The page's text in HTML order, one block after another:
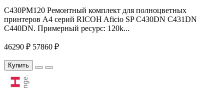
C430PM120 Ремонтный комплект для полноцветных
принтеров A4 серий RICOH Aficio SP C430DN C431DN
C440DN. Примерный ресурс: 120k...
46290 ₽ 57860 ₽
Купить